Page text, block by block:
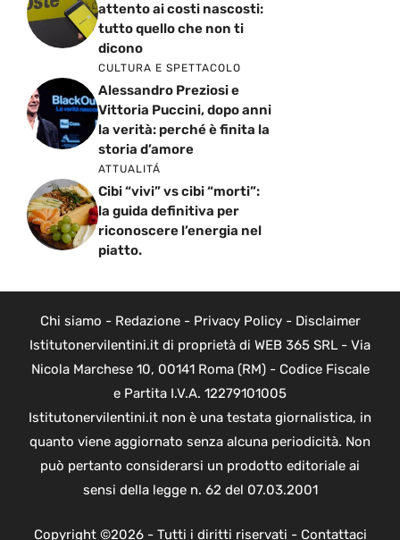
attento ai costi nascosti:
tutto quello che non ti
dicono
CULTURA E SPETTACOLO
Alessandro Preziosi e
Vittoria Puccini, dopo anni
la verità: perché è finita la
storia d’amore
ATTUALITÁ
Cibi “vivi” vs cibi “morti”:
la guida definitiva per
riconoscere l’energia nel
piatto.
Chi siamo - Redazione- Privacy Policy- Disclaimer
Istitutonervilentini.it di proprietà di WEB 365 SRL - Via
Nicola Marchese 10, 00141 Roma (RM) - Codice Fiscale
e Partita I.V.A. 12279101005
Istitutonervilentini.it non è una testata giornalistica, in
quanto viene aggiornato senza alcuna periodicità. Non
può pertanto considerarsi un prodotto editoriale ai
sensi della legge n. 62 del 07.03.2001
Copyright ©2026 - Tutti i diritti riservati - Contattaci